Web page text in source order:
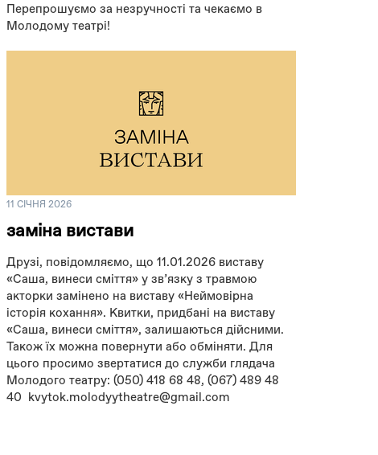
Перепрошуємо за незручності та чекаємо в
Молодому театрі!
11 СІЧНЯ 2026
заміна вистави
Друзі, повідомляємо, що 11.01.2026 виставу
«Саша, винеси сміття» у зв’язку з травмою
акторки замінено на виставу «Неймовірна
історія кохання». Квитки, придбані на виставу
«Саша, винеси сміття», залишаються дійсними.
Також їх можна повернути або обміняти. Для
цього просимо звертатися до служби глядача
Молодого театру: (050) 418 68 48, (067) 489 48
40 kvytok.molodyytheatre@gmail.com